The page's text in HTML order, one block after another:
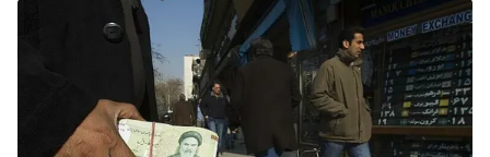
Giải sao mai
Chất lượng cuộc sống
Học trực tuyến
Hitech Công nghệ tương lai
Giao lưu trực tuyến